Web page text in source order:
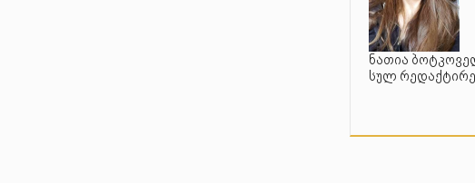
ნათია
სულ